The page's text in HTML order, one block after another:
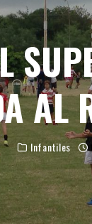
AL
Infantiles